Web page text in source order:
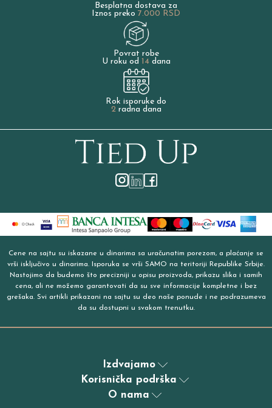
Besplatna dostava za
Iznos preko 7.000 RSD
Povrat robe
U roku od 14dana
Rok isporuke do
2radna dana
Cene na sajtu su iskazane u dinarima sa uračunatim porezom, a plaćanje se
vrši isključivo u dinarima. Isporuka se vrši SAMO na teritoriji Republike Srbije.
Nastojimo da budemo što precizniji u opisu proizvoda, prikazu slika i samih
cena, ali ne možemo garantovati da su sve informacije kompletne i bez
grešaka. Svi artikli prikazani na sajtu su deo naše ponude i ne podrazumeva
da su dostupni u svakom trenutku.
Izdvajamo
Korisnička podrška
O nama